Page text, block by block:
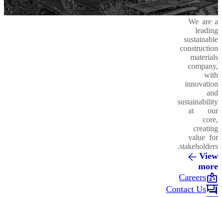
We are a
leading
sustainable
construction
materials
company,
with
innovation
and
sustainability
at our
core,
creating
value for
stakeholders.
View
more
badge
Careers
forum
Contact Us